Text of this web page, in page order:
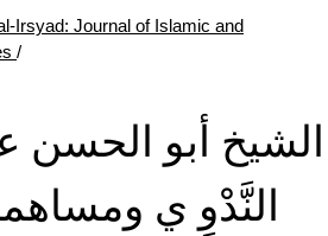
Irsyad: Journal of Islamic and
/
الشيخ أبو
النَّدْوِ ي